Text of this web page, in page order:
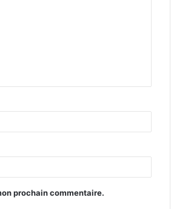
prochain commentaire.